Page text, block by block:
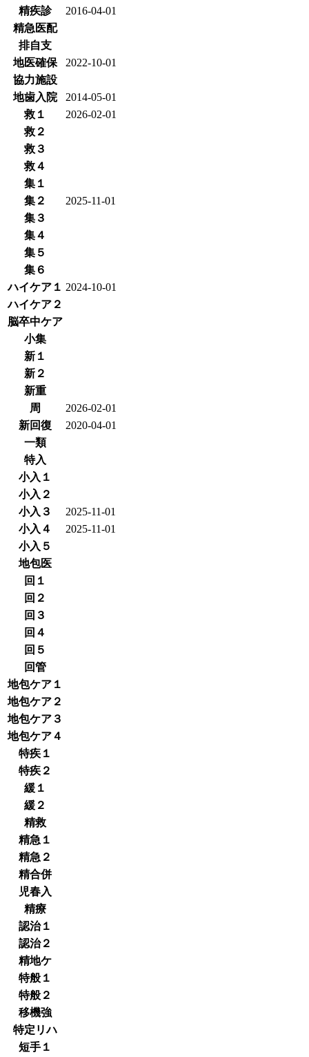
精疾診
2016-04-01
精急医配
排自支
地医確保
2022-10-01
協力施設
地歯入院
2014-05-01
救１
2026-02-01
救２
救３
救４
集１
集２
2025-11-01
集３
集４
集５
集６
ハイケア１ 2024-10-01
ハイケア２
脳卒中ケア
小集
新１
新２
新重
周
2026-02-01
新回復
2020-04-01
一類
特入
小入１
小入２
小入３
2025-11-01
小入４
2025-11-01
小入５
地包医
回１
回２
回３
回４
回５
回管
地包ケア１
地包ケア２
地包ケア３
地包ケア４
特疾１
特疾２
緩１
緩２
精救
精急１
精急２
精合併
児春入
精療
認治１
認治２
精地ケ
特般１
特般２
移機強
特定リハ
短手１